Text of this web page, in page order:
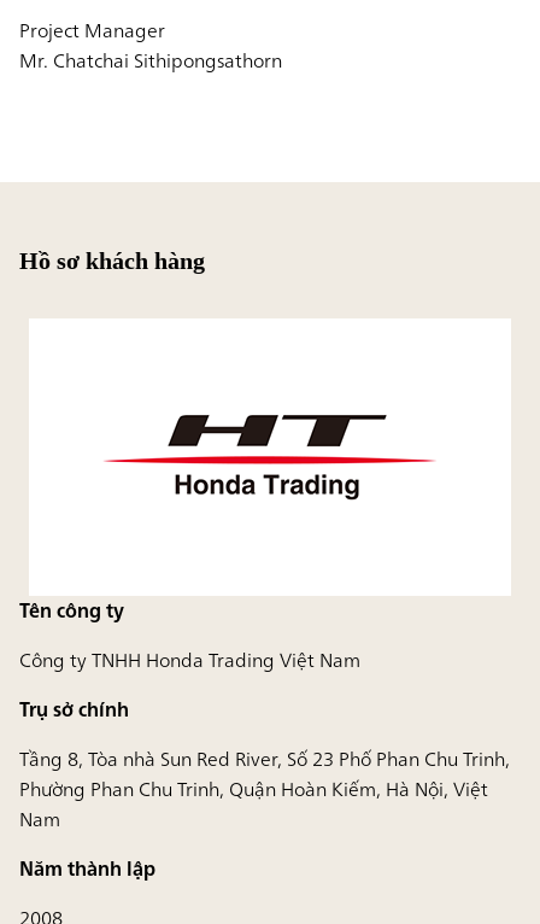
Project Manager
Mr. Chatchai Sithipongsathorn
Hồ sơ khách hàng
Tên công ty
Công ty TNHH Honda Trading Việt Nam
Trụ sở chính
Tầng 8, Tòa nhà Sun Red River, Số 23 Phố Phan Chu Trinh,
Phường Phan Chu Trinh, Quận Hoàn Kiếm, Hà Nội, Việt
Nam
Năm thành lập